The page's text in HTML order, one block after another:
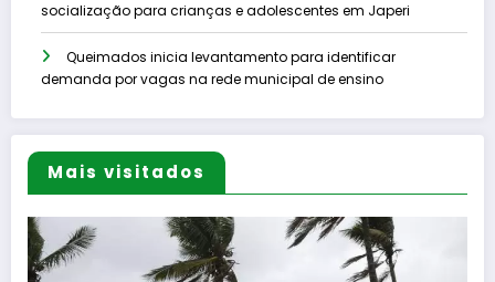
socialização para crianças e adolescentes em Japeri
Queimados inicia levantamento para identificar
demanda por vagas na rede municipal de ensino
Mais visitados